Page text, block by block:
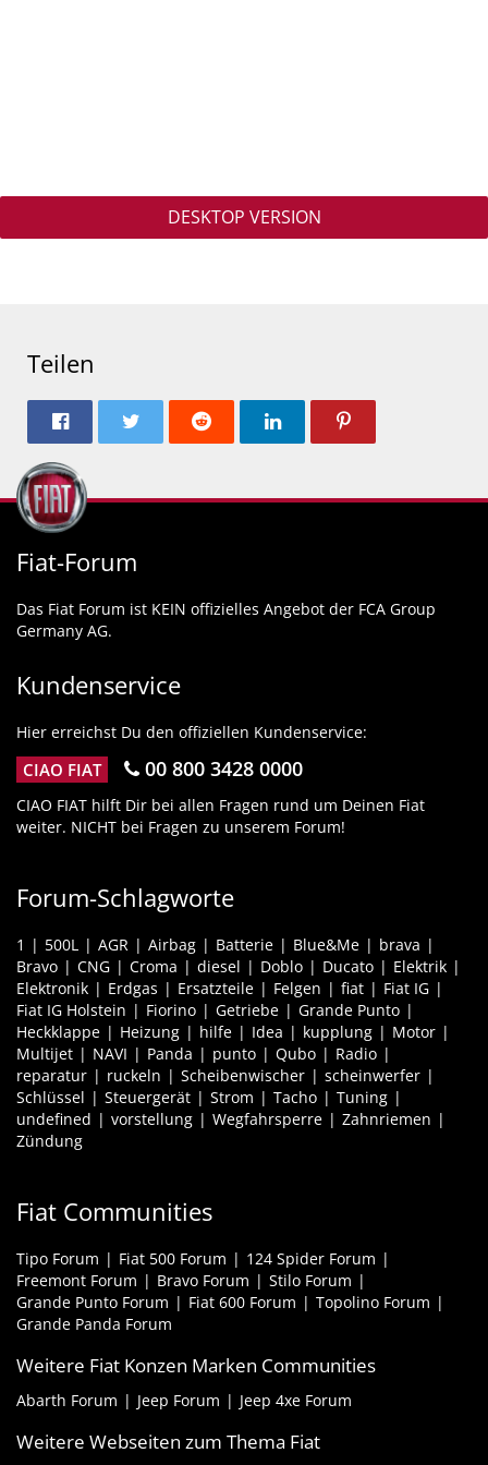
DESKTOP VERSION
Teilen
Fiat-Forum
Das Fiat Forum ist KEIN offizielles Angebot der FCA Group
Germany AG.
Kundenservice
Hier erreichst Du den offiziellen Kundenservice:
CIAO FIAT 00 800 3428 0000
CIAO FIAT hilft Dir bei allen Fragen rund um Deinen Fiat
weiter. NICHT bei Fragen zu unserem Forum!
Forum-Schlagworte
1 500L AGR Airbag Batterie Blue&Me
brava
Bravo
CNG Croma diesel Doblo Ducato
Elektrik
Elektronik
Erdgas Ersatzteile Felgen fiat
Fiat IG
Fiat IG Holstein
Fiorino Getriebe
Grande Punto
Heckklappe
Heizung hilfe Idea kupplung
Motor
Multijet
NAVI Panda punto Qubo
Radio
reparatur
ruckeln Scheibenwischer
scheinwerfer
Schlüssel
Steuergerät Strom Tacho
Tuning
undefined
vorstellung Wegfahrsperre
Zahnriemen
Zündung
Fiat Communities
Tipo Forum Fiat 500 Forum
124 Spider Forum
Freemont Forum
Bravo Forum
Stilo Forum
Grande Punto Forum
Fiat 600 Forum
Topolino Forum
Grande Panda Forum
Weitere Fiat Konzen Marken Communities
Abarth Forum Jeep Forum Jeep 4xe Forum
Weitere Webseiten zum Thema Fiat